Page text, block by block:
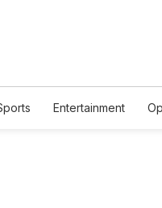
Entertainment